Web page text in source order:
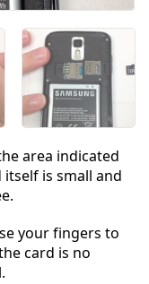
area indicated
is small and
your fingers to
card is no